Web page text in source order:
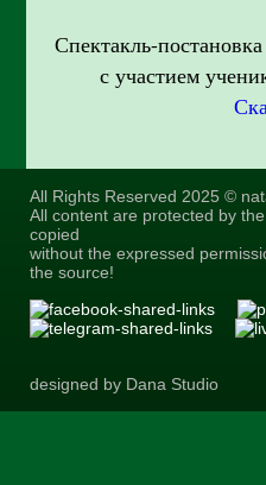
Спектакль-
с участием
All Rights Reserved 2025 ©
All content are protected by
copied
without the expressed
the source!
designed by Dana Studio